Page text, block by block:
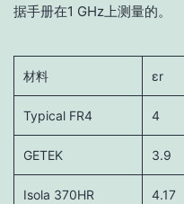
据手册在1 GHz上测量的。
材料 εr
Typical FR4 4
GETEK 3.9
Isola 370HR 4.17